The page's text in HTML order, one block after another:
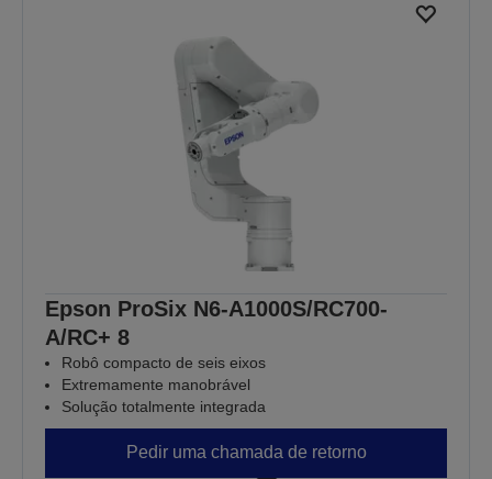
Epson ProSix N6-A1000S/RC700-
A/RC+ 8
Robô compacto de seis eixos
Extremamente manobrável
Solução totalmente integrada
Pedir uma chamada de retorno